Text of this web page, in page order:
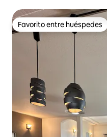
aeropuerto
Favorito entre huéspedes
Favorito entre huéspedes